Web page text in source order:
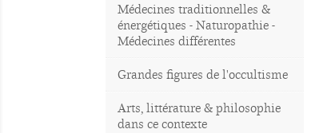
Médecines traditionnelles &
énergétiques - Naturopathie -
Médecines différentes
Grandes figures de l'occultisme
Arts, littérature & philosophie
dans ce contexte